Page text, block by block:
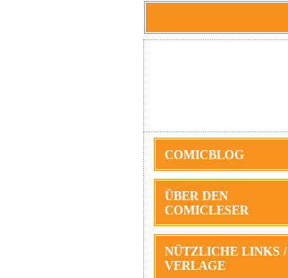
COMICBLOG
ÜBER DEN
COMICLESER
NÜTZLICHE LINKS /
VERLAGE